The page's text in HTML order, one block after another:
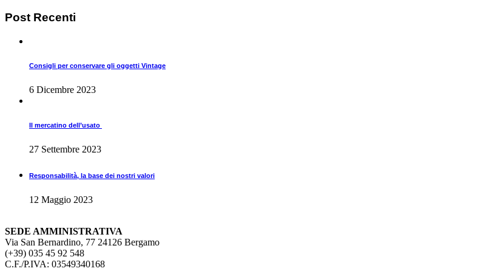
Post Recenti
Consigli per conservare gli oggetti Vintage
6 Dicembre 2023
Il mercatino dell’usato
27 Settembre 2023
Responsabilità, la base dei nostri valori
12 Maggio 2023
SEDE AMMINISTRATIVA
Via San Bernardino, 77 24126 Bergamo
(+39) 035 45 92 548
C.F./P.IVA: 03549340168